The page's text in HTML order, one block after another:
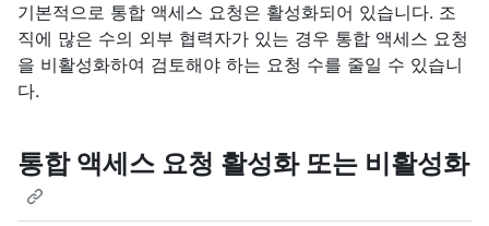
기본적으로 통합 액세스 요청은 활성화되어 있습니다. 조
직에 많은 수의 외부 협력자가 있는 경우 통합 액세스 요청
을 비활성화하여 검토해야 하는 요청 수를 줄일 수 있습니
다.
통합 액세스 요청 활성화 또는 비활성화